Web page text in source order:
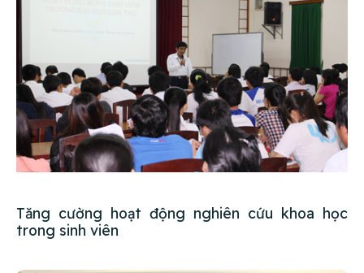
Tăng cường hoạt động nghiên cứu khoa học
trong sinh viên